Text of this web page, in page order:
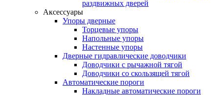
раздвижных дверей
Аксессуары
Упоры дверные
Торцевые упоры
Напольные упоры
Настенные упоры
Дверные гидравлические доводчики
Доводчики с рычажной тягой
Доводчики со скользящей тягой
Автоматические пороги
Накладные автоматические пороги